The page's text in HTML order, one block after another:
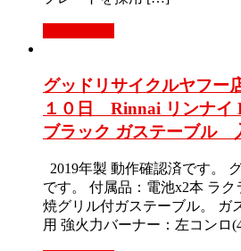
グッドリサイクルヤフー
１０日 Rinnai リンナイ
ブラック ガステーブル
2019年製 動作確認済です。
です。 付属品：電池x2本 ラ
焼グリル付ガステーブル。 ガ
用 強火力バーナー：左コンロ